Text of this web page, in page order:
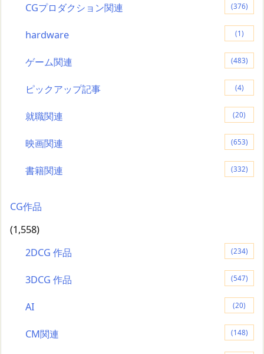
CGプロダクション関連 (376)
hardware (1)
ゲーム関連 (483)
ピックアップ記事 (4)
就職関連 (20)
映画関連 (653)
書籍関連 (332)
CG作品
(1,558)
2DCG 作品
(234)
3DCG 作品 (547)
AI (20)
CM関連 (148)